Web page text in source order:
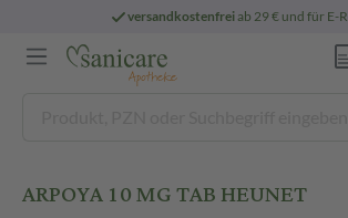
versandkostenfreiab 29 € und für E-
ARPOYA 10 MG TAB HEUNET